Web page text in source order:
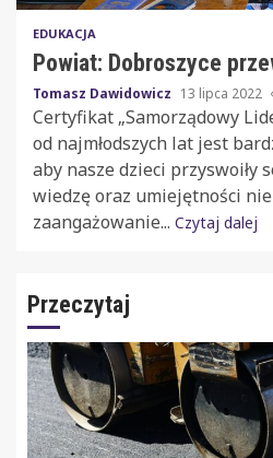
EDUKACJA
Powiat: Dobroszyce
Tomasz Dawidowicz 13 lipca 2022
Certyfikat „Samorządowy
od najmłodszych lat jest
aby nasze dzieci przyswoiły
wiedzę oraz umiejętności
zaangażowanie... Czytaj dalej
Przeczytaj